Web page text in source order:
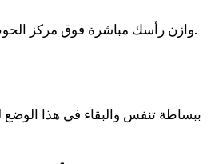
وازن رأسك مباشرة فوق مركز الحوض واجعله موازيًا لذقنك.